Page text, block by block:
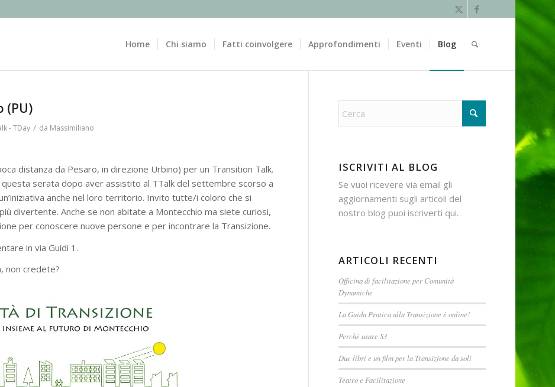
Home Chi siamo Fatti coinvolgere Approfondimenti Eventi Blog
(PU)
- TDay / da Massimiliano
distanza da Pesaro, in direzione Urbino) per un Transition Talk.
questa serata dopo aver assistito al TTalk del settembre scorso a
anche nel loro territorio. Invito tutte/i coloro che si
divertente. Anche se non abitate a Montecchio ma siete curiosi,
per conoscere nuove persone e per incontrare la Transizione.
in via Guidi 1.
non credete?
ISCRIVITI AL BLOG
Se vuoi ricevere via email gli
aggiornamenti sugli articoli del
nostro blog puoi iscriverti qui.
ARTICOLI RECENTI
Officina di facilitazione per Comunità
Dynamiche
La Guida Pratica alla Transizione è online!
Perché usare S3
Due libri e un film per la Transizione da soli
Teatro e Facilitazione